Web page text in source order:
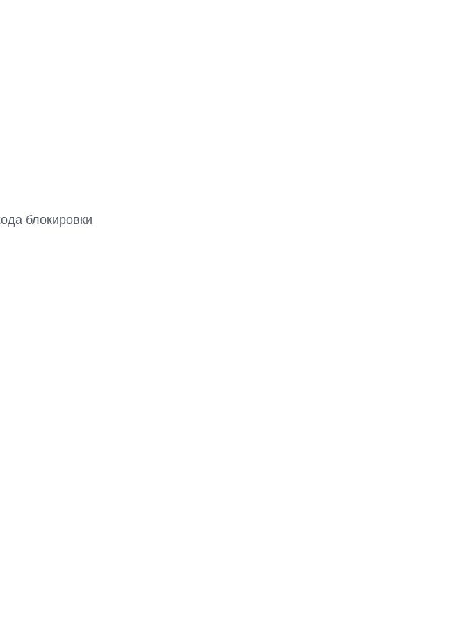
блокировки